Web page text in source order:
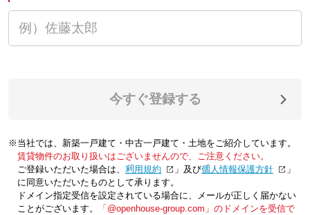
今すぐ登録する
※当社では、新築一戸建て・中古一戸建て・土地をご紹介しています。
賃貸物件のお取り扱いはございませんので、ご注意ください。
ご登録いただいた場合は、「利用規約 」及び「個人情報保護方針
」
に同意いただいたものとして承ります。
ドメイン指定受信を設定されている場合に、メールが正しく届かない
ことがございます。
「@openhouse-group.com」のドメインを受信で